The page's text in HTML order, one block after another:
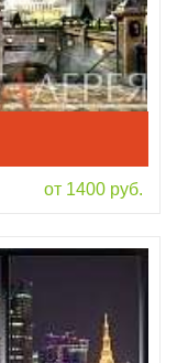
от 1400 руб.